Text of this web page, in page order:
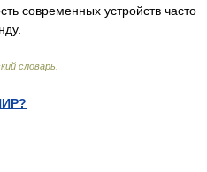
современных устройств часто
словарь